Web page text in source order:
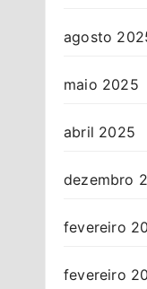
agosto
maio 2025
abril 2025
dezembro
fevereiro
fevereiro